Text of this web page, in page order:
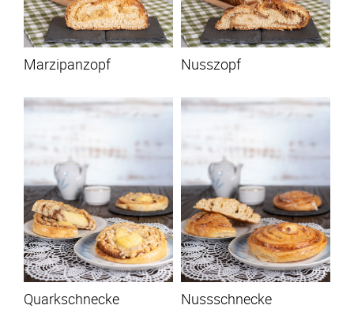
Marzipanzopf Nusszopf
Quarkschnecke Nussschnecke